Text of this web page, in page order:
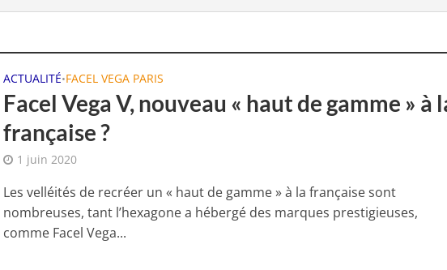
ACTUALITÉ•FACEL VEGA PARIS
Facel Vega V, nouveau « haut de gamme » à
française ?
1 juin 2020
Les velléités de recréer un « haut de gamme » à la française sont
nombreuses, tant l’hexagone a hébergé des marques prestigieuses,
comme Facel Vega...